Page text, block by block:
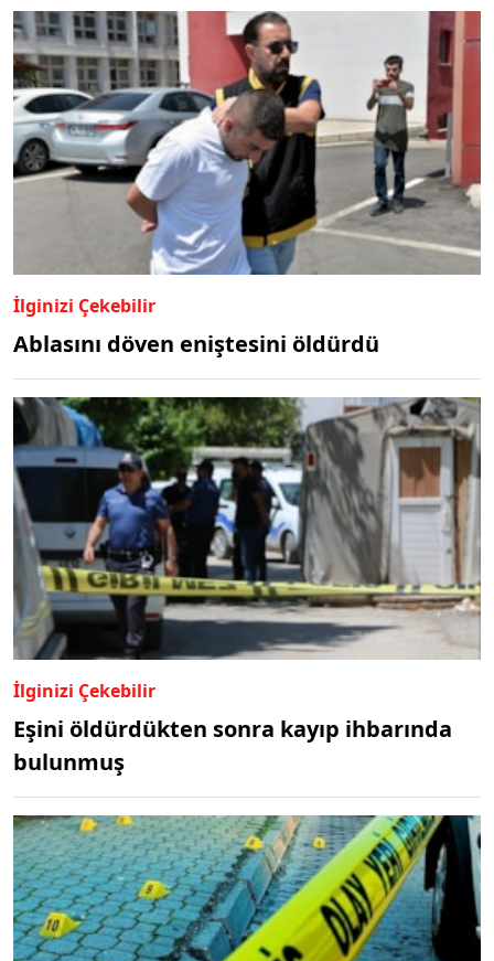
İlginizi Çekebilir
Ablasını döven eniştesini öldürdü
İlginizi Çekebilir
Eşini öldürdükten sonra kayıp ihbarında
bulunmuş